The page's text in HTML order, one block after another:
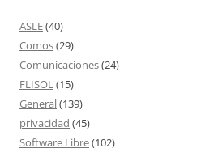
ASLE(40)
Comos(29)
Comunicaciones(24)
FLISOL(15)
General(139)
privacidad (45)
Software Libre(102)